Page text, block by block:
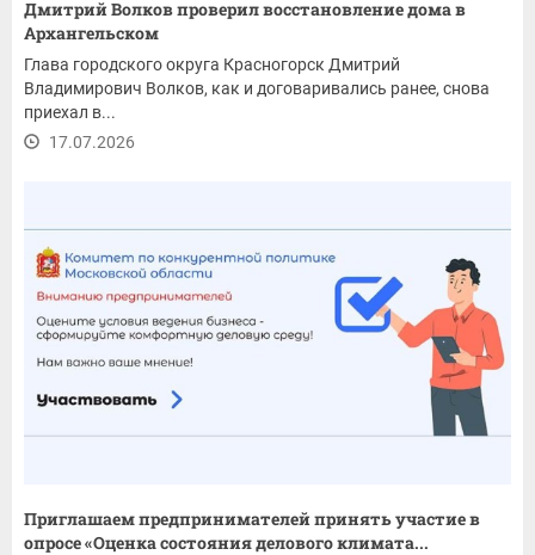
Дмитрий Волков проверил восстановление дома в
Архангельском
Глава городского округа Красногорск Дмитрий
Владимирович Волков, как и договаривались ранее, снова
приехал в...
17.07.2026
Приглашаем предпринимателей принять участие в
опросе «Оценка состояния делового климата...